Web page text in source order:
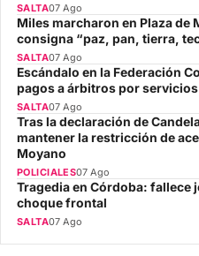
SALTA07 Ago
Miles marcharon en Plaza de
consigna “paz, pan, tierra,
SALTA07 Ago
Escándalo en la Federación
pagos a árbitros por
SALTA07 Ago
Tras la declaración de
mantener la restricción de
Moyano
POLICIALES07 Ago
Tragedia en Córdoba: fallece
choque frontal
SALTA07 Ago